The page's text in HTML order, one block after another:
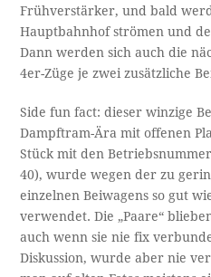
Frühverstärker, und bald
Hauptbahnhof strömen und
Dann werden sich auch die
4er-Züge je zwei zusätzliche
Side fun fact: dieser winzige
Dampftram-Ära mit offenen
Stück mit den
40), wurde wegen der zu
einzelnen Beiwagens so gut
verwendet. Die „Paare“
auch wenn sie nie fix
Diskussion, wurde aber nie